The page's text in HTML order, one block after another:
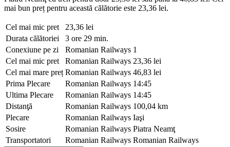
mai bun preț pentru această călătorie este 23,36 lei.
Cel mai mic pret
23,36 lei
Durata călătoriei
3 ore 29 min.
Conexiune pe zi
Romanian Railways 1
Cel mai mic pret
Romanian Railways 23,36 lei
Cel mai mare preț Romanian Railways 46,83 lei
Prima Plecare
Romanian Railways 14:45
Ultima Plecare
Romanian Railways 14:45
Distanţă
Romanian Railways 100,04 km
Plecare
Romanian Railways Iaşi
Sosire
Romanian Railways Piatra Neamţ
Transportatori
Romanian Railways Romanian Railways
©CARTO, ©OpenStreetMapcontributors